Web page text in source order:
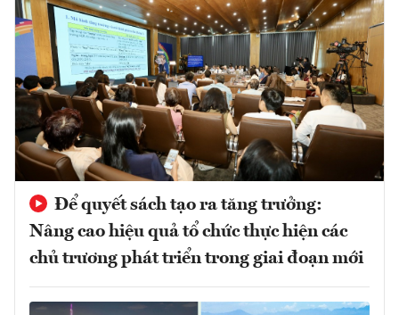
Để quyết sách tạo ra tăng trưởng:
Nâng cao hiệu quả tổ chức thực hiện các
chủ trương phát triển trong giai đoạn mới